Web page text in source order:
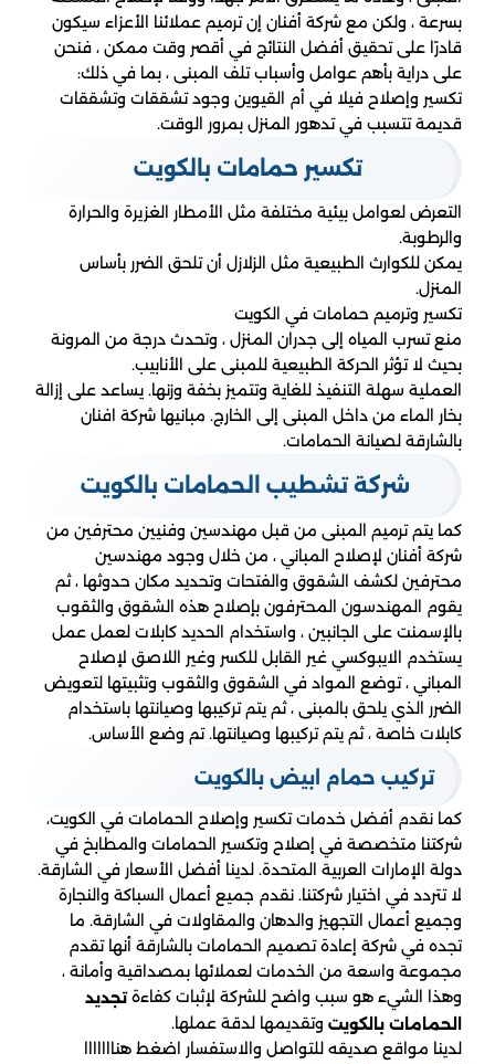
بسرعة ، ولكن مع شركة أفنان إن ترميم عملائنا الأعزاء سيكون
قادرًا على تحقيق أفضل النتائج في أقصر وقت ممكن ، فنحن
على دراية بأهم عوامل وأسباب تلف المبنى ، بما في ذلك:
تكسير وإصلاح فيلا في أم القيوين وجود تشققات وتشققات
قديمة تتسبب في تدهور المنزل بمرور الوقت.
تكسير حمامات بالكويت
التعرض لعوامل بيئية مختلفة مثل الأمطار الغزيرة والحرارة
والرطوبة.
يمكن للكوارث الطبيعية مثل الزلازل أن تلحق الضرر بأساس
المنزل.
تكسير وترميم حمامات في الكويت
منع تسرب المياه إلى جدران المنزل ، وتحدث درجة من المرونة
بحيث لا تؤثر الحركة الطبيعية للمبنى على الأنابيب.
العملية سهلة التنفيذ للغاية وتتميز بخفة وزنها. يساعد على إزالة
بخار الماء من داخل المبنى إلى الخارج. مبانيها شركة افنان
بالشارقة لصيانة الحمامات.
شركة تشطيب الحمامات بالكويت
كما يتم ترميم المبنى من قبل مهندسين وفنيين محترفين من
شركة أفنان لإصلاح المباني ، من خلال وجود مهندسين
محترفين لكشف الشقوق والفتحات وتحديد مكان حدوثها ، ثم
يقوم المهندسون المحترفون بإصلاح هذه الشقوق والثقوب
بالإسمنت على الجانبين ، واستخدام الحديد كابلات لعمل عمل
يستخدم الايبوكسي غير القابل للكسر وغير اللاصق لإصلاح
المباني ، توضع المواد في الشقوق والثقوب وتثبيتها لتعويض
الضرر الذي يلحق بالمبنى ، ثم يتم تركيبها وصيانتها باستخدام
كابلات خاصة ، ثم يتم تركيبها وصيانتها. تم وضع الأساس.
تركيب حمام ابيض بالكويت
كما نقدم أفضل خدمات تكسير وإصلاح الحمامات في الكويت،
شركتنا متخصصة في إصلاح وتكسير الحمامات والمطابخ في
دولة الإمارات العربية المتحدة. لدينا أفضل الأسعار في الشارقة.
لا تتردد في اختيار شركتنا. نقدم جميع أعمال السباكة والنجارة
وجميع أعمال التجهيز والدهان والمقاولات في الشارقة. ما
تجده في شركة إعادة تصميم الحمامات بالشارقة أنها تقدم
مجموعة واسعة من الخدمات لعملائها بمصداقية وأمانة ،
وهذا الشيء هو سبب واضح للشركة لإثبات كفاءةتجديد
الحمامات بالكويت وتقديمها لدقة عملها.
لدينا مواقع صديقه للتواصل والاستفسار اضغط هنااااااا